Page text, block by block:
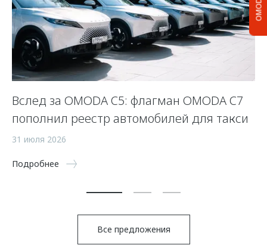
Вслед за OMODA C5: флагман OMODA C7
пополнил реестр автомобилей для такси
31 июля 2026
Подробнее
Все предложения